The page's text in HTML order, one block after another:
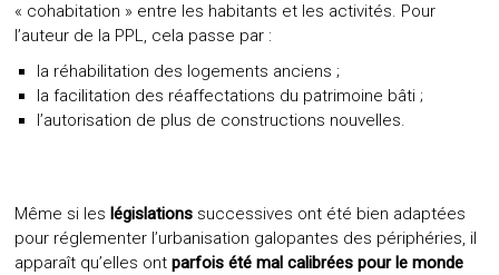
« cohabitation » entre les habitants et les activités. Pour
l’auteur de la PPL, cela passe par :
la réhabilitation des logements anciens ;
la facilitation des réaffectations du patrimoine bâti ;
l’autorisation de plus de constructions nouvelles.
Même si leslégislations successives ont été bien adaptées
pour réglementer l’urbanisation galopantes des périphéries, il
apparaît qu’elles ontparfois été mal calibrées pour le monde